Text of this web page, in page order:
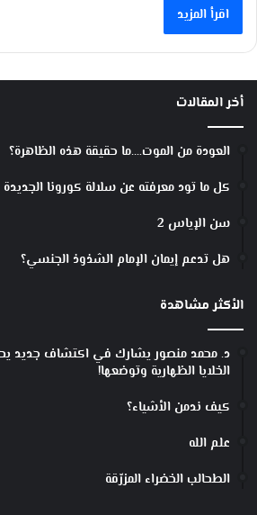
اقرأ المزيد
أخر المقالات
العودة من الموت….ما حقيقة هذه الظاهرة؟
كل ما تود معرفته عن سلالة كورونا الجديدة
سن الإياس 2
هل تدعم إيمان الإمام الشذوذ الجنسي؟
الأكثر مشاهدة
د. محمد منصور يشارك في اكتشاف جديد
الخلايا الظهارية وتوضعها!
كيف ندمن الأشياء؟
علم الله
الطحالب الخضراء المزرّقة